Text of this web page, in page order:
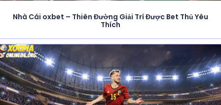
Nhà Cái oxbet – Thiên Đường Giải Trí Được Bet Thủ Yêu
Thích